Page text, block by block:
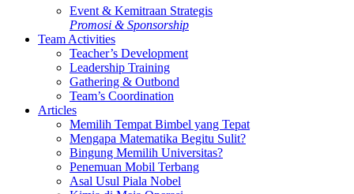
Event & Kemitraan Strategis
Promosi & Sponsorship
Team Activities
Teacher’s Development
Leadership Training
Gathering & Outbond
Team’s Coordination
Articles
Memilih Tempat Bimbel yang Tepat
Mengapa Matematika Begitu Sulit?
Bingung Memilih Universitas?
Penemuan Mobil Terbang
Asal Usul Piala Nobel